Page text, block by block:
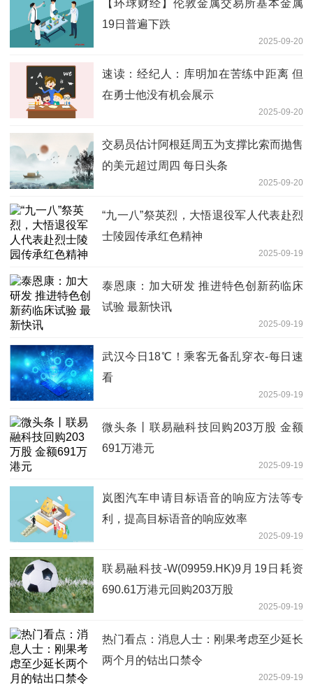
【环球财经】伦敦金属交易所基本金属
19日普遍下跌
2025-09-20
速读：经纪人：库明加在苦练中距离 但
在勇士他没有机会展示
2025-09-20
交易员估计阿根廷周五为支撑比索而抛售
的美元超过周四 每日头条
2025-09-20
“九一八”祭英烈，大悟退役军人代表赴烈
士陵园传承红色精神
2025-09-19
泰恩康：加大研发 推进特色创新药临床
试验 最新快讯
2025-09-19
武汉今日18℃！乘客无备乱穿衣-每日速
看
2025-09-19
微头条丨联易融科技回购203万股 金额
691万港元
2025-09-19
岚图汽车申请目标语音的响应方法等专
利，提高目标语音的响应效率
2025-09-19
联易融科技-W(09959.HK)9月19日耗资
690.61万港元回购203万股
2025-09-19
热门看点：消息人士：刚果考虑至少延长
两个月的钴出口禁令
2025-09-19